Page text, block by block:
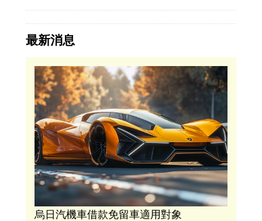
最新消息
烏日汽機車借款免留車適用對象